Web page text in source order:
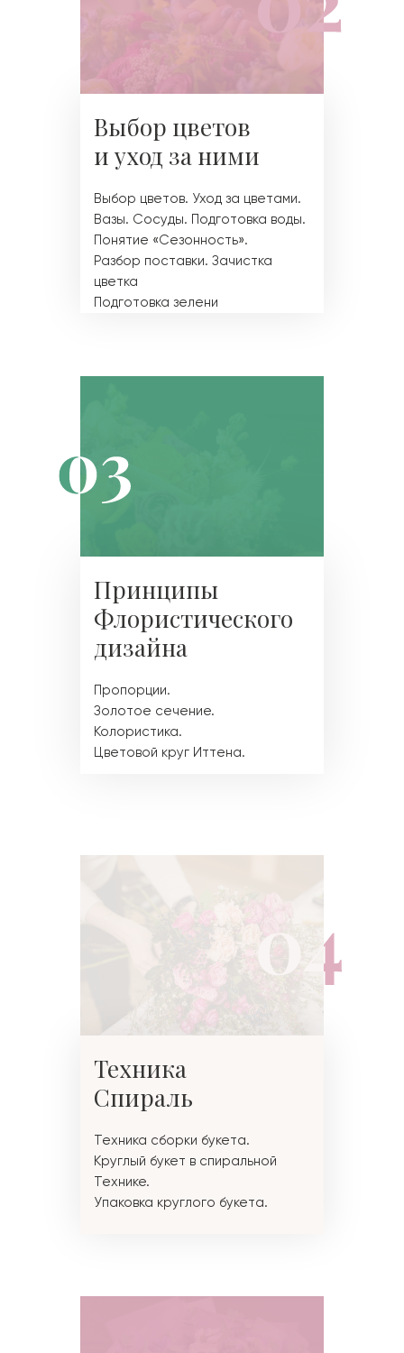
Выбор цветов
и уход за ними
Выбор цветов. Уход за цветами.
Вазы. Сосуды. Подготовка воды.
Понятие «Сезонность».
Разбор поставки. Зачистка
цветка
Подготовка зелени
Принципы
Флористического
дизайна
Пропорции.
Золотое сечение.
Колористика.
Цветовой круг Иттена.
Техника
Спираль
Техника сборки букета.
Круглый букет в спиральной
Технике.
Упаковка круглого букета.